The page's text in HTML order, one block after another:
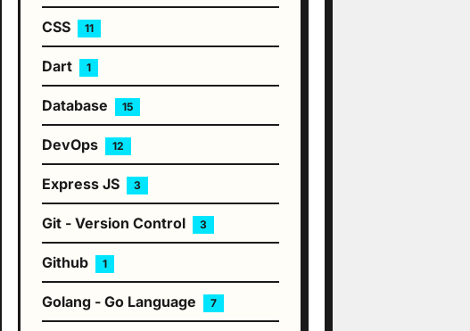
CSS 11
Dart 1
Database 15
DevOps 12
Express JS 3
Git - Version Control 3
Github 1
Golang - Go Language 7